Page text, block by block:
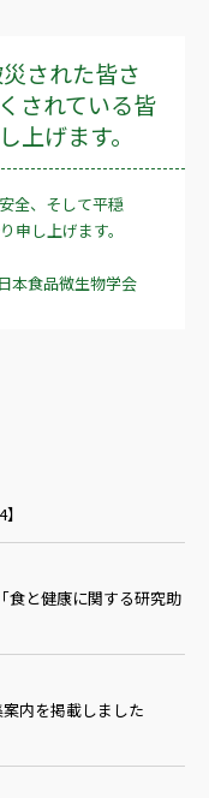
された皆さ
されている皆
上げます。
全、そして平穏
申し上げます。
日本食品微生物学会
食と健康に関する研究助
内を掲載しました